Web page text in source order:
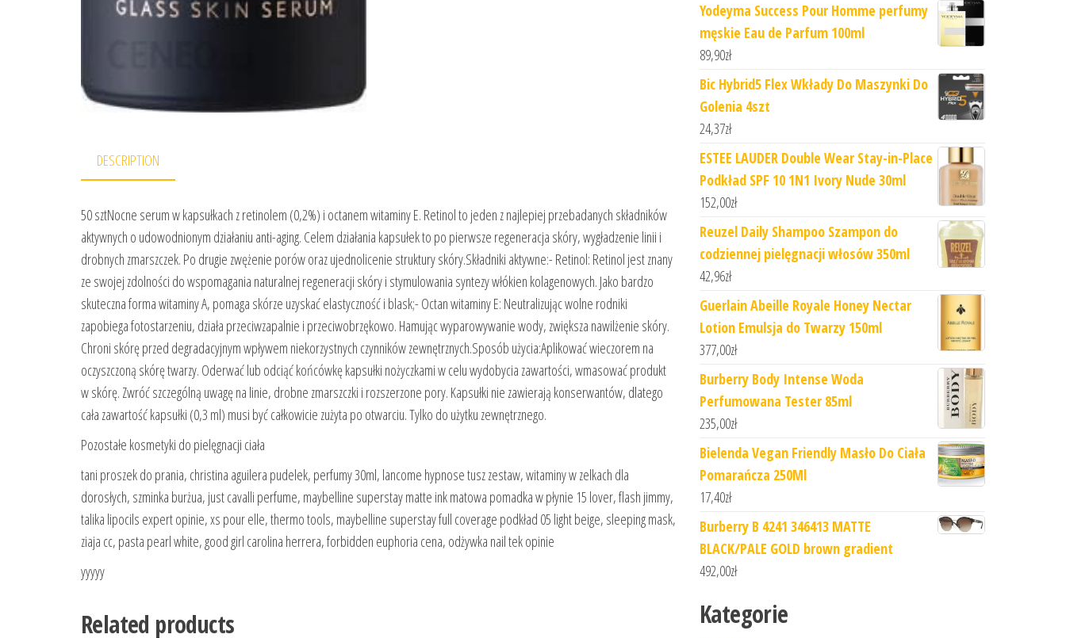
DESCRIPTION
50 sztNocne serum w kapsułkach z retinolem (0,2%) i octanem witaminy E. Retinol to jeden z najlepiej przebadanych składników
aktywnych o udowodnionym działaniu anti-aging. Celem działania kapsułek to po pierwsze regeneracja skóry, wygładzenie linii i
drobnych zmarszczek. Po drugie zwężenie porów oraz ujednolicenie struktury skóry.Składniki aktywne:- Retinol: Retinol jest znany
ze swojej zdolności do wspomagania naturalnej regeneracji skóry i stymulowania syntezy włókien kolagenowych. Jako bardzo
skuteczna forma witaminy A, pomaga skórze uzyskać elastyczność i blask;- Octan witaminy E: Neutralizując wolne rodniki
zapobiega fotostarzeniu, działa przeciwzapalnie i przeciwobrzękowo. Hamując wyparowywanie wody, zwiększa nawilżenie skóry.
Chroni skórę przed degradacyjnym wpływem niekorzystnych czynników zewnętrznych.Sposób użycia:Aplikować wieczorem na
oczyszczoną skórę twarzy. Oderwać lub odciąć końcówkę kapsułki nożyczkami w celu wydobycia zawartości, wmasować produkt
w skórę. Zwróć szczególną uwagę na linie, drobne zmarszczki i rozszerzone pory. Kapsułki nie zawierają konserwantów, dlatego
cała zawartość kapsułki (0,3 ml) musi być całkowicie zużyta po otwarciu. Tylko do użytku zewnętrznego.
Pozostałe kosmetyki do pielęgnacji ciała
tani proszek do prania, christina aguilera pudelek, perfumy 30ml, lancome hypnose tusz zestaw, witaminy w zelkach dla
dorosłych, szminka burżua, just cavalli perfume, maybelline superstay matte ink matowa pomadka w płynie 15 lover, flash jimmy,
talika lipocils expert opinie, xs pour elle, thermo tools, maybelline superstay full coverage podkład 05 light beige, sleeping mask,
ziaja cc, pasta pearl white, good girl carolina herrera, forbidden euphoria cena, odżywka nail tek opinie
yyyyy
Related products
Yodeyma Success Pour Homme perfumy
męskie Eau de Parfum 100ml
89,90zł
Bic Hybrid5 Flex Wkłady Do Maszynki Do
Golenia 4szt
24,37zł
ESTEE LAUDER Double Wear Stay-in-Place
Podkład SPF 10 1N1 Ivory Nude 30ml
152,00zł
Reuzel Daily Shampoo Szampon do
codziennej pielęgnacji włosów 350ml
42,96zł
Guerlain Abeille Royale Honey Nectar
Lotion Emulsja do Twarzy 150ml
377,00zł
Burberry Body Intense Woda
Perfumowana Tester 85ml
235,00zł
Bielenda Vegan Friendly Masło Do Ciała
Pomarańcza 250Ml
17,40zł
Burberry B 4241 346413 MATTE
BLACK/PALE GOLD brown gradient
492,00zł
Kategorie